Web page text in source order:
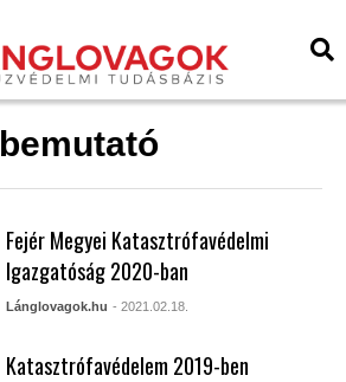
bemutató
Fejér Megyei Katasztrófavédelmi
Igazgatóság 2020-ban
Lánglovagok.hu - 2021.02.18.
Katasztrófavédelem 2019-ben